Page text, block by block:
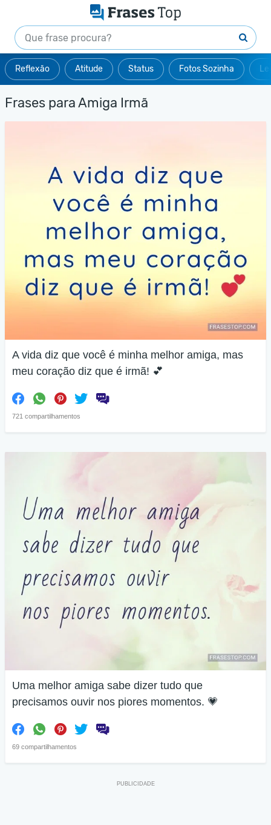
Reflexão Atitude Status Fotos Sozinha
Frases para Amiga Irmã
A vida diz que você é minha melhor amiga, mas
meu coração diz que é irmã! 💕
721 compartilhamentos
Uma melhor amiga sabe dizer tudo que
precisamos ouvir nos piores momentos. 💗
69 compartilhamentos